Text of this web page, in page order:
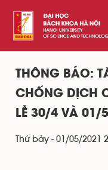
THÔNG BÁO:
CHỐNG DỊCH
LỄ 30/4 VÀ 01/5
Thứ bảy - 01/05/2021